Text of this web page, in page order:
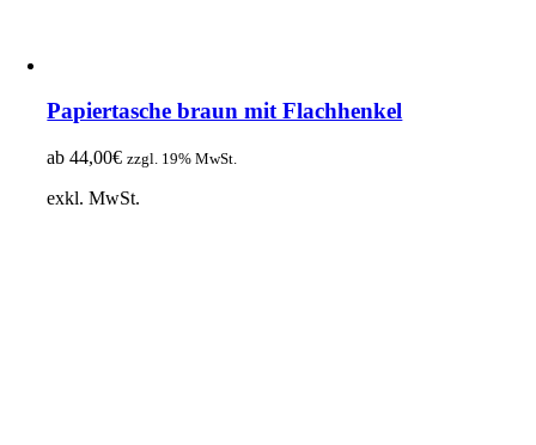
Papiertasche braun mit Flachhenkel
ab44,00€ zzgl. 19% MwSt.
exkl. MwSt.